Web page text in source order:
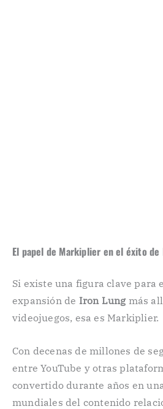
El papel de Markiplier en el éxito de
Si existe una figura clave para
expansión de Iron Lung más
videojuegos, esa es Markiplier.
Con decenas de millones de
entre YouTube y otras
convertido durante años en
mundiales del contenido